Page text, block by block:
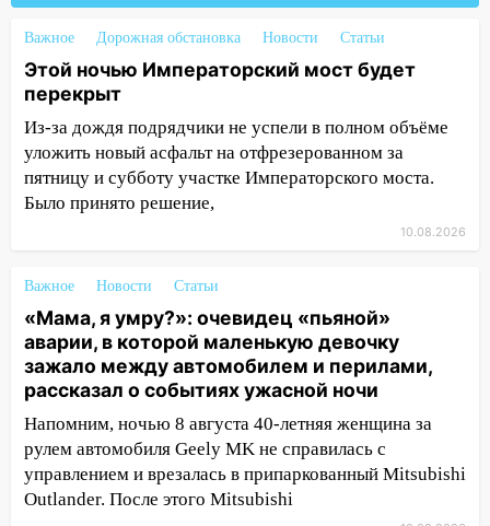
15:34
Ливень привел к жесткому ДТП: в
Ульяновской области перевернулась
легковушка
15:13 Семьям погибших и
пострадавшим в Нижнекамске окажут
материальную помощь
15:05 Столкновение двух «Лад» в
Димитровграде: пассажирка оказалась
14:23
перевернулся самодельный байк
14:21 Волонтеры «ЛизаАлерт»
выложили ориентировку на пропавшего
8 августа в шторм ульяновского
блогера
14:00 Этой ночью Императорский мост
будет перекрыт
Важное Дорожная обстановка Новости Статьи
Этой ночью Императорский мост будет
перекрыт
Из-за дождя подрядчики не успели в полном объёме
уложить новый асфальт на отфрезерованном за
пятницу и субботу участке Императорского моста.
Было принято решение,
10.08.2026
Важное Новости Статьи
«Мама, я умру?»: очевидец «пьяной»
аварии, в которой маленькую девочку
зажало между автомобилем и перилами,
рассказал о событиях ужасной ночи
Напомним, ночью 8 августа 40-летняя женщина за
рулем автомобиля Geely MK не справилась с
управлением и врезалась в припаркованный Mitsubishi
Outlander. После этого Mitsubishi